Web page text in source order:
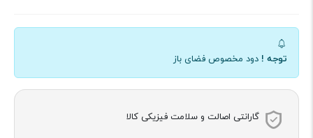
توجه ! دود مخصوص فضای باز
گارانتی اصالت و سلامت فیزیکی کالا